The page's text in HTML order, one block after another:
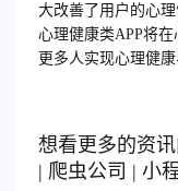
大改善了用户的心
心理健康类APP将
更多人实现心理健
想看更多的资
| 爬虫公司 | 小